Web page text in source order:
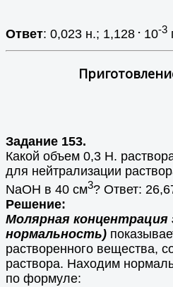
Ответ: 0,023 н.; 1,128 . 10-3
Задание 153.
Какой объем 0,3 Н.
для нейтрализации
NaOН в 40 см3? Ответ:
Решение:
Молярная концентрация
нормальность)
растворенного вещества,
раствора. Находим
по формуле: